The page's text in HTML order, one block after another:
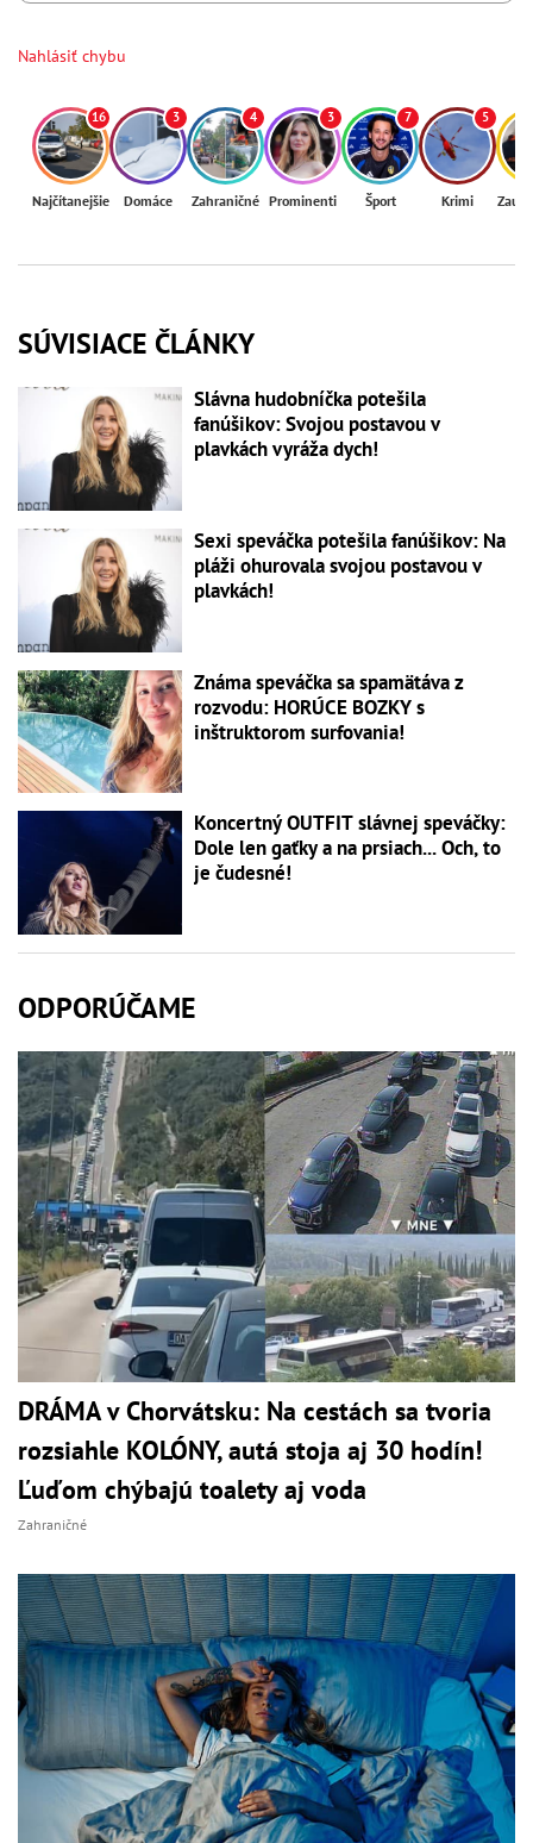
Nahlásiť chybu
16
Najčítanejšie
3
Domáce
4
Zahraničné
3
Prominenti
7
Šport
5
Krimi
SÚVISIACE ČLÁNKY
Slávna hudobníčka potešila
fanúšikov: Svojou postavou v
plavkách vyráža dych!
Sexi speváčka potešila fanúšikov: Na
pláži ohurovala svojou postavou v
plavkách!
Známa speváčka sa spamätáva z
rozvodu: HORÚCE BOZKY s
inštruktorom surfovania!
Koncertný OUTFIT slávnej speváčky:
Dole len gaťky a na prsiach... Och, to
je čudesné!
ODPORÚČAME
DRÁMA v Chorvátsku: Na cestách sa tvoria
rozsiahle KOLÓNY, autá stoja aj 30 hodín!
Ľuďom chýbajú toalety aj voda
Zahraničné